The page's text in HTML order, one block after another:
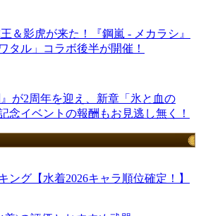
＆影虎が来た！『鋼嵐 - メカラシ』
タル」コラボ後半が開催！
が2周年を迎え、新章「氷と血の
念イベントの報酬もお見逃し無く！
ング【水着2026キャラ順位確定！】